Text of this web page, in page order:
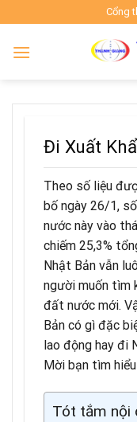
to
content
Cổng
Đi Xuất
Theo số liệu
bố ngày 26/1,
nước này vào
chiếm 25,3%
Nhật Bản vẫn
người muốn tìm
đất nước mới.
Bản có gì đặc
lao động hay đi
Mời bạn tìm
Tót tắm nội